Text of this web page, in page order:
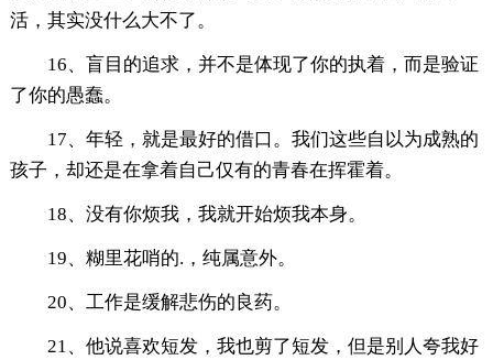
活，其实没什么大不了。
16、盲目的追求，并不是体现了你的执着，而是验证
了你的愚蠢。
17、年轻，就是最好的借口。我们这些自以为成熟的
孩子，却还是在拿着自己仅有的青春在挥霍着。
18、没有你烦我，我就开始烦我本身。
19、糊里花哨的.，纯属意外。
20、工作是缓解悲伤的良药。
21、他说喜欢短发，我也剪了短发，但是别人夸我好